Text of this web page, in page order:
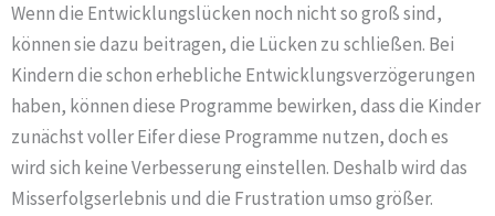
Wenn die Entwicklungslücken noch nicht so groß sind,
können sie dazu beitragen, die Lücken zu schließen. Bei
Kindern die schon erhebliche Entwicklungsverzögerungen
haben, können diese Programme bewirken, dass die Kinder
zunächst voller Eifer diese Programme nutzen, doch es
wird sich keine Verbesserung einstellen. Deshalb wird das
Misserfolgserlebnis und die Frustration umso größer.